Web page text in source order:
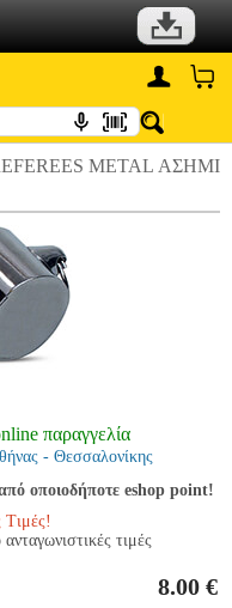
METAL ΑΣΗΜΙ
παραγγελία
- Θεσσαλονίκης
οποιοδήποτε eshop point!
τιμές
8.00 €